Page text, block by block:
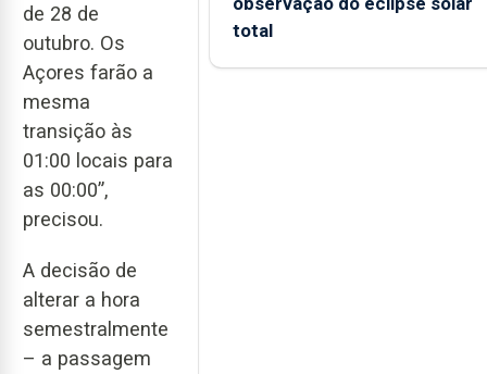
de 28 de
outubro. Os
Açores farão a
mesma
transição às
01:00 locais para
as 00:00”,
precisou.
A decisão de
alterar a hora
semestralmente
– a passagem
total